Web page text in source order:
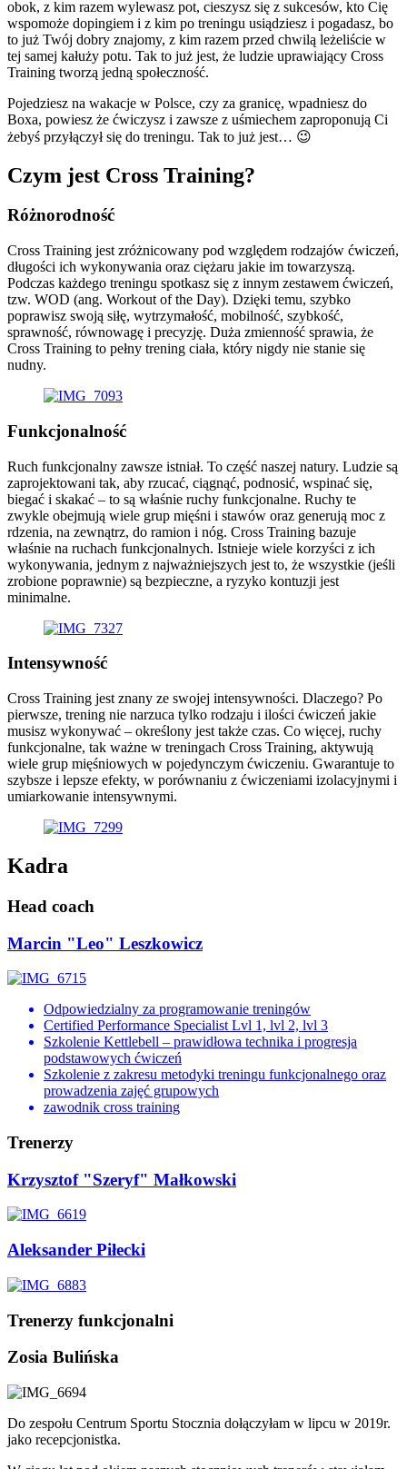
obok, z kim razem wylewasz pot, cieszysz się z sukcesów, kto Cię
wspomoże dopingiem i z kim po treningu usiądziesz i pogadasz, bo
to już Twój dobry znajomy, z kim razem przed chwilą leżeliście w
tej samej kałuży potu. Tak to już jest, że ludzie uprawiający Cross
Training tworzą jedną społeczność.
Pojedziesz na wakacje w Polsce, czy za granicę, wpadniesz do
Boxa, powiesz że ćwiczysz i zawsze z uśmiechem zaproponują Ci
żebyś przyłączył się do treningu. Tak to już jest… 😉
Czym jest Cross Training?
Różnorodność
Cross Training jest zróżnicowany pod względem rodzajów ćwiczeń,
długości ich wykonywania oraz ciężaru jakie im towarzyszą.
Podczas każdego treningu spotkasz się z innym zestawem ćwiczeń,
tzw. WOD (ang. Workout of the Day). Dzięki temu, szybko
poprawisz swoją siłę, wytrzymałość, mobilność, szybkość,
sprawność, równowagę i precyzję. Duża zmienność sprawia, że
Cross Training to pełny trening ciała, który nigdy nie stanie się
nudny.
Funkcjonalność
Ruch funkcjonalny zawsze istniał. To część naszej natury. Ludzie są
zaprojektowani tak, aby rzucać, ciągnąć, podnosić, wspinać się,
biegać i skakać – to są właśnie ruchy funkcjonalne. Ruchy te
zwykle obejmują wiele grup mięśni i stawów oraz generują moc z
rdzenia, na zewnątrz, do ramion i nóg. Cross Training bazuje
właśnie na ruchach funkcjonalnych. Istnieje wiele korzyści z ich
wykonywania, jednym z najważniejszych jest to, że wszystkie (jeśli
zrobione poprawnie) są bezpieczne, a ryzyko kontuzji jest
minimalne.
Intensywność
Cross Training jest znany ze swojej intensywności. Dlaczego? Po
pierwsze, trening nie narzuca tylko rodzaju i ilości ćwiczeń jakie
musisz wykonywać – określony jest także czas. Co więcej, ruchy
funkcjonalne, tak ważne w treningach Cross Training, aktywują
wiele grup mięśniowych w pojedynczym ćwiczeniu. Gwarantuje to
szybsze i lepsze efekty, w porównaniu z ćwiczeniami izolacyjnymi i
umiarkowanie intensywnymi.
Kadra
Head coach
Marcin "Leo" Leszkowicz
Odpowiedzialny za programowanie treningów
Certified Performance Specialist Lvl 1, lvl 2, lvl 3
Szkolenie Kettlebell – prawidłowa technika i progresja
podstawowych ćwiczeń
Szkolenie z zakresu metodyki treningu funkcjonalnego oraz
prowadzenia zajęć grupowych
zawodnik cross training
Trenerzy
Krzysztof "Szeryf" Małkowski
Aleksander Piłecki
Trenerzy funkcjonalni
Zosia Bulińska
Do zespołu Centrum Sportu Stocznia dołączyłam w lipcu w 2019r.
jako recepcjonistka.